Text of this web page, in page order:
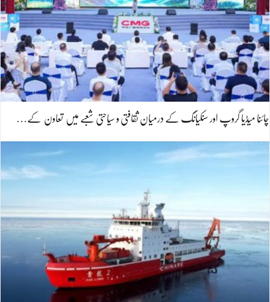
چائنا میڈیا گروپ اور سنکیانگ کے درمیان ثقافتی و سیاحتی شعبے میں تعاون کے…